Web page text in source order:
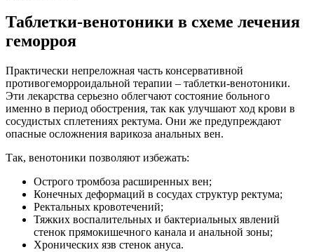
Таблетки-венотоники в схеме лечения
геморроя
Практически непреложная часть консервативной
противогеморроидальной терапии – таблетки-венотоники.
Эти лекарства серьезно облегчают состояние больного
именно в период обострения, так как улучшают ход крови в
сосудистых сплетениях ректума. Они же предупреждают
опасные осложнения варикоза анальных вен.
Так, венотоники позволяют избежать:
Острого тромбоза расширенных вен;
Конечных деформаций в сосудах структур ректума;
Ректальных кровотечений;
Тяжких воспалительных и бактериальных явлений
стенок прямокишечного канала и анальной зоны;
Хронических язв стенок ануса.